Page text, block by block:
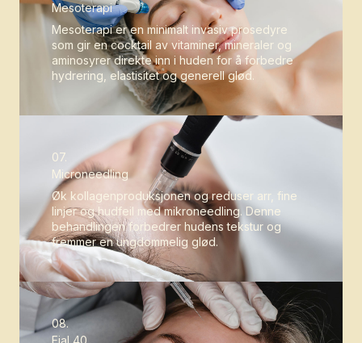
Mesoterapi
Mesoterapi er en minimalt invasiv prosedyre
som gir en cocktail av vitaminer, mineraler og
aminosyrer direkte inn i huden for å forbedre
hydrering, elastisitet og generell glød.
07.
Microneedling
Øk kollagenproduksjonen og reduser arr, fine
linjer og hudfeil med mikroneedling. Denne
behandlingen forbedrer hudens tekstur og
fremmer en ungdommelig glød.
08.